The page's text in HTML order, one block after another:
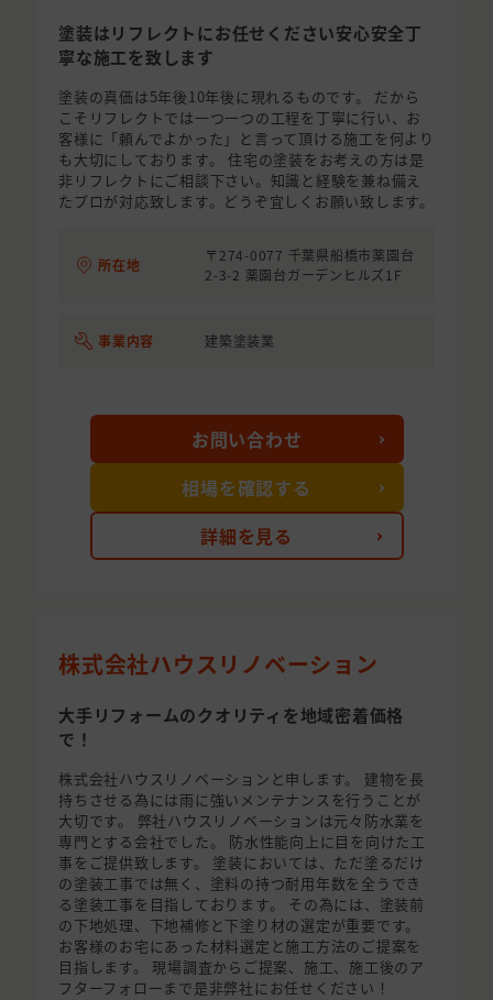
塗装はリフレクトにお任せください安心安全丁
寧な施工を致します
塗装の真価は5年後10年後に現れるものです。 だから
こそリフレクトでは一つ一つの工程を丁寧に行い、お
客様に「頼んでよかった」と言って頂ける施工を何より
も大切にしております。 住宅の塗装をお考えの方は是
非リフレクトにご相談下さい。知識と経験を兼ね備え
たプロが対応致します。どうぞ宜しくお願い致します。
所在地
〒274-0077 千葉県船橋市薬園台
2-3-2 薬園台ガーデンヒルズ1F
事業内容 建築塗装業
詳細を見る
お問い合わせ
相場を確認する
株式会社ハウスリノベーション
大手リフォームのクオリティを地域密着価格
で！
株式会社ハウスリノベーションと申します。 建物を長
持ちさせる為には雨に強いメンテナンスを行うことが
大切です。 弊社ハウスリノベーションは元々防水業を
専門とする会社でした。 防水性能向上に目を向けた工
事をご提供致します。 塗装においては、ただ塗るだけ
の塗装工事では無く、塗料の持つ耐用年数を全うでき
る塗装工事を目指しております。 その為には、塗装前
の下地処理、下地補修と下塗り材の選定が重要です。
お客様のお宅にあった材料選定と施工方法のご提案を
目指します。 現場調査からご提案、施工、施工後のア
フターフォローまで是非弊社にお任せください！